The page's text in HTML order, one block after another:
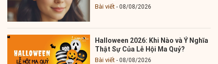
Bài viết 08/08/2026
Halloween 2026: Khi Nào và Ý Nghĩa
Thật Sự Của Lễ Hội Ma Quỷ?
Bài viết 08/08/2026